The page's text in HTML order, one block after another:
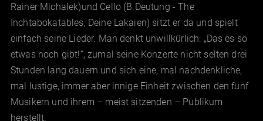
Rainer Michalek)und Cello (B.Deutung - The
Inchtabokatables, Deine Lakaien) sitzt er da und spielt
einfach seine Lieder. Man denkt unwillkürlich: „Das es so
etwas noch gibt!“, zumal seine Konzerte nicht selten drei
Stunden lang dauern und sich eine, mal nachdenkliche,
mal lustige, immer aber innige Einheit zwischen den fünf
Musikern und ihrem – meist sitzenden – Publikum
herstellt.